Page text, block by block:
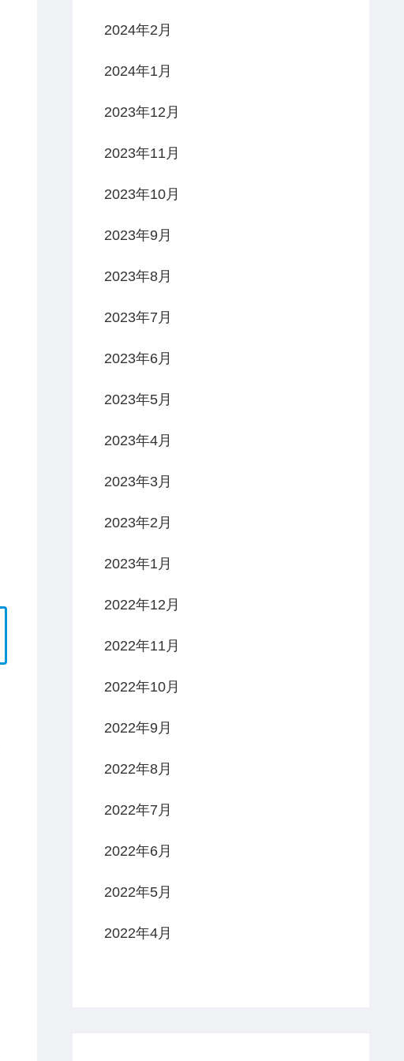
2024年2月
2024年1月
2023年12月
2023年11月
2023年10月
2023年9月
2023年8月
2023年7月
2023年6月
2023年5月
2023年4月
2023年3月
2023年2月
2023年1月
2022年12月
2022年11月
2022年10月
2022年9月
2022年8月
2022年7月
2022年6月
2022年5月
2022年4月